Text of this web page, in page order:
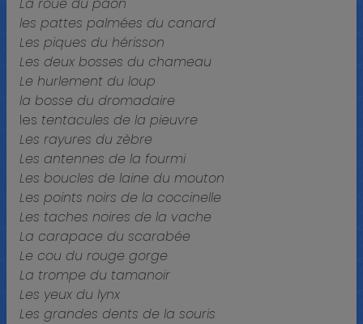
les pattes palmées du canard
Les piques du hérisson
Les deux bosses du chameau
Le hurlement du loup
la bosse du dromadaire
les tentacules de la pieuvre
Les rayures du zèbre
Les antennes de la fourmi
Les boucles de laine du mouton
Les points noirs de la coccinelle
Les taches noires de la vache
La carapace du scarabée
Le cou du rouge gorge
La trompe du tamanoir
Les yeux du lynx
Les grandes dents de la souris